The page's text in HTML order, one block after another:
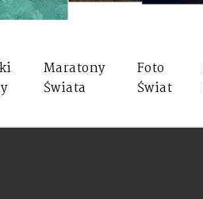
Maratony
Świata
Foto
Świat